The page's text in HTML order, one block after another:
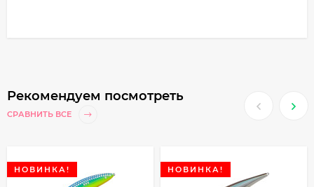
Рекомендуем посмотреть
СРАВНИТЬ ВСЕ
НОВИНКА! НОВИНКА!